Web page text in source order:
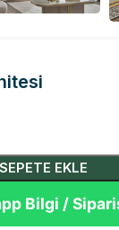
SEPETE EKLE
Bilgi /